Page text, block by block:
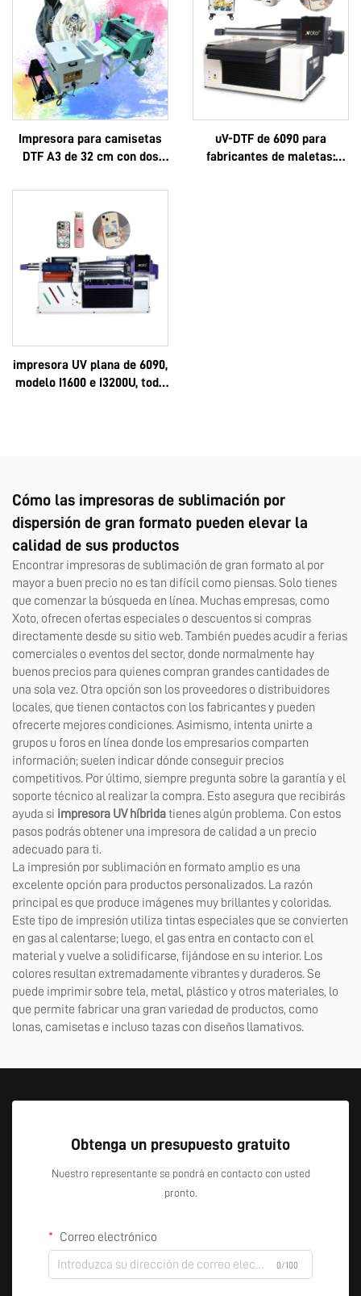
Impresora para camisetas
DTF A3 de 32 cm con dos
cabezales i1600A1
uV-DTF de 6090 para
fabricantes de maletas:
impresora UV plana de 6090,
modelo I1600 e I3200U, todo
Cómo las impresoras de sublimación por
dispersión de gran formato pueden elevar la
calidad de sus productos
Encontrar impresoras de sublimación de gran formato al por
mayor a buen precio no es tan difícil como piensas. Solo tienes
que comenzar la búsqueda en línea. Muchas empresas, como
Xoto, ofrecen ofertas especiales o descuentos si compras
directamente desde su sitio web. También puedes acudir a ferias
comerciales o eventos del sector, donde normalmente hay
buenos precios para quienes compran grandes cantidades de
una sola vez. Otra opción son los proveedores o distribuidores
locales, que tienen contactos con los fabricantes y pueden
ofrecerte mejores condiciones. Asimismo, intenta unirte a
grupos u foros en línea donde los empresarios comparten
información; suelen indicar dónde conseguir precios
competitivos. Por último, siempre pregunta sobre la garantía y el
soporte técnico al realizar la compra. Esto asegura que recibirás
ayuda si impresora UV híbridatienes algún problema. Con estos
pasos podrás obtener una impresora de calidad a un precio
adecuado para ti.
La impresión por sublimación en formato amplio es una
excelente opción para productos personalizados. La razón
principal es que produce imágenes muy brillantes y coloridas.
Este tipo de impresión utiliza tintas especiales que se convierten
en gas al calentarse; luego, el gas entra en contacto con el
material y vuelve a solidificarse, fijándose en su interior. Los
colores resultan extremadamente vibrantes y duraderos. Se
puede imprimir sobre tela, metal, plástico y otros materiales, lo
que permite fabricar una gran variedad de productos, como
lonas, camisetas e incluso tazas con diseños llamativos.
Obtenga un presupuesto gratuito
Nuestro representante se pondrá en contacto con usted
pronto.
Correo electrónico
0/100